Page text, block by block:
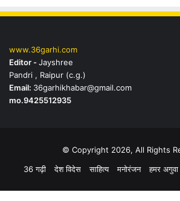
www.36garhi.com
Editor -Jayshree
Pandri , Raipur (c.g.)
Email: 36garhikhabar@gmail.com
mo.9425512935
© Copyright 2026, All Rights
36 गढ़ी
देश विदेस साहित्य मनोरंजन हमर अगुवा